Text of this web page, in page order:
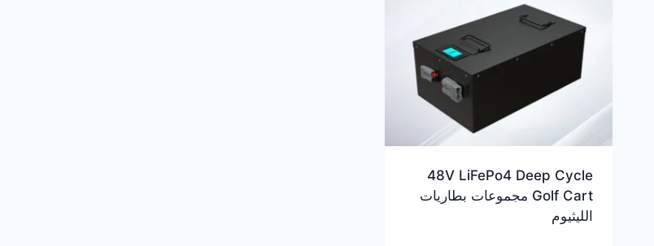
48V LiFePo4 Deep Cycle
Golf Cart مجموعات بطاريات
الليثيوم